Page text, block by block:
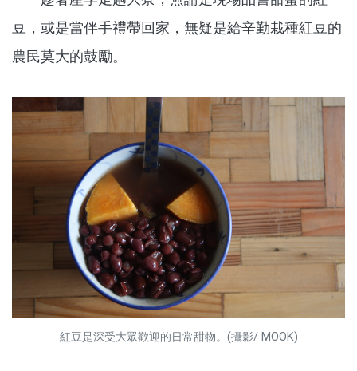
豆，或是當伴手禮帶回家，無疑是給辛勤栽種紅豆的
農民莫大的鼓勵。
紅豆是深受大眾歡迎的日常甜物。(攝影/ MOOK)